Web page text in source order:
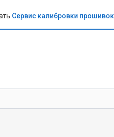
Сервис калибровки прошивок